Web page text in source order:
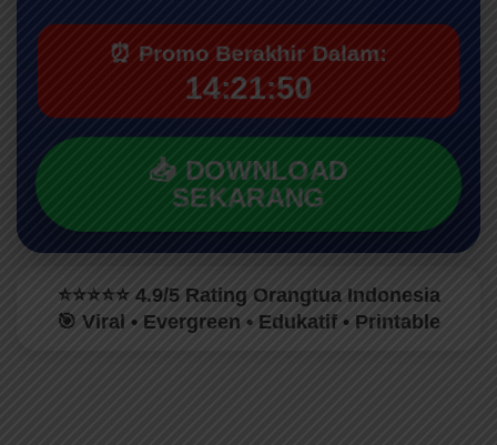
⏰ Promo Berakhir Dalam:
14:21:48
📥 DOWNLOAD
SEKARANG
⭐⭐⭐⭐⭐ 4.9/5 Rating Orangtua Indonesia
🎯 Viral • Evergreen • Edukatif • Printable